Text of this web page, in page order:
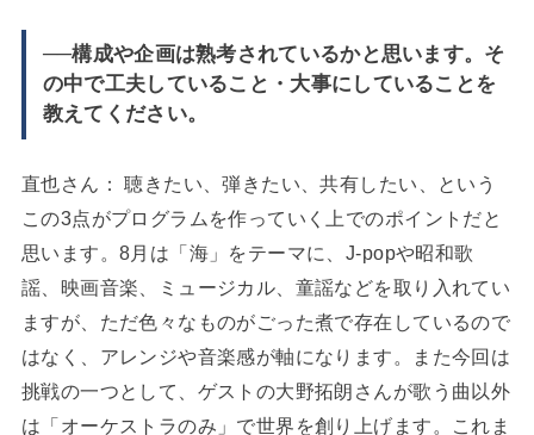
──構成や企画は熟考されているかと思います。そ
の中で工夫していること・大事にしていることを
教えてください。
直也さん： 聴きたい、弾きたい、共有したい、という
この3点がプログラムを作っていく上でのポイントだと
思います。8月は「海」をテーマに、J-popや昭和歌
謡、映画音楽、ミュージカル、童謡などを取り入れてい
ますが、ただ色々なものがごった煮で存在しているので
はなく、アレンジや音楽感が軸になります。また今回は
挑戦の一つとして、ゲストの大野拓朗さんが歌う曲以外
は「オーケストラのみ」で世界を創り上げます。これま